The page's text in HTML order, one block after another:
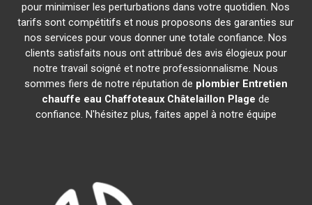
pour minimiser les perturbations dans votre quotidien. Nos
tarifs sont compétitifs et nous proposons des garanties sur
nos services pour vous donner une totale confiance. Nos
clients satisfaits nous ont attribué des avis élogieux pour
notre travail soigné et notre professionnalisme. Nous
sommes fiers de notre réputation de plombier Entretien
chauffe eau Chaffoteaux Châtelaillon Plage de
confiance. N'hésitez plus, faites appel à notre équipe